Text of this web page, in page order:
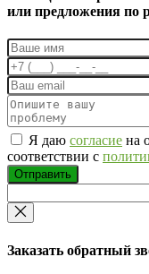
или предложения по
Я даю согласие на
соответствии с
Отправить
Заказать обратный